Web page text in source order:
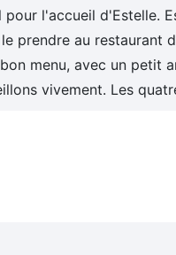
l'accueil d'Estelle.
prendre au restaurant
menu, avec un petit
vivement. Les